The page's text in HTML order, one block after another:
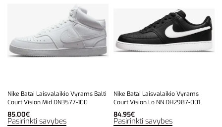
Nike Batai Laisvalaikio Vyrams Balti
Court Vision Mid DN3577-100
85,00€
Pasirinkti savybes
Nike Batai Laisvalaikio Vyrams
Court Vision Lo NN DH2987-001
84,95€
Pasirinkti savybes